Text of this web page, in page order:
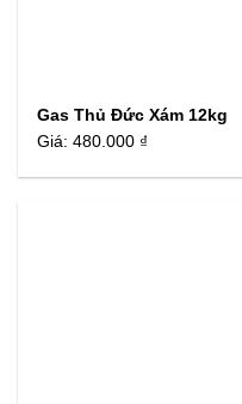
Gas Thủ Đức Xám 12kg
Giá:480.000 ₫